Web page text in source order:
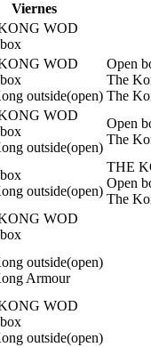
Viernes
WOD
WOD
outside(open)
Open
The
The
WOD
outside(open)
Open
The
outside(open)
THE
Open
The
WOD
outside(open)
Armour
WOD
outside(open)